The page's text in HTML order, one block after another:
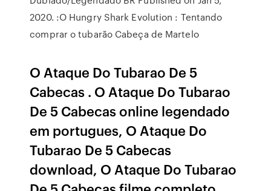
2020. :O Hungry Shark Evolution : Tentando
comprar o tubarão Cabeça de Martelo
O Ataque Do Tubarao De 5
Cabecas . O Ataque Do Tubarao
De 5 Cabecas online legendado
em portugues, O Ataque Do
Tubarao De 5 Cabecas
download, O Ataque Do Tubarao